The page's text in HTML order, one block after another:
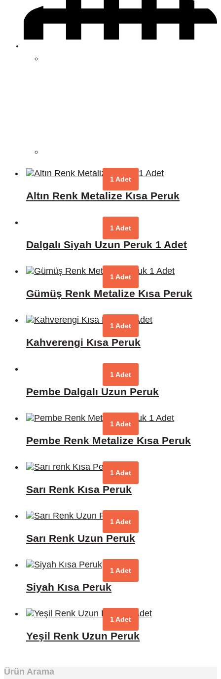
1 Adet
Altın Renk Metalize Kısa Peruk
1 Adet
Dalgalı Siyah Uzun Peruk 1 Adet
1 Adet
Gümüş Renk Metalize Kısa Peruk
1 Adet
Kahverengi Kısa Peruk
1 Adet
Pembe Dalgalı Uzun Peruk
1 Adet
Pembe Renk Metalize Kısa Peruk
1 Adet
Sarı Renk Kısa Peruk
1 Adet
Sarı Renk Uzun Peruk
1 Adet
Siyah Kısa Peruk
1 Adet
Yeşil Renk Uzun Peruk
Ürün Arama